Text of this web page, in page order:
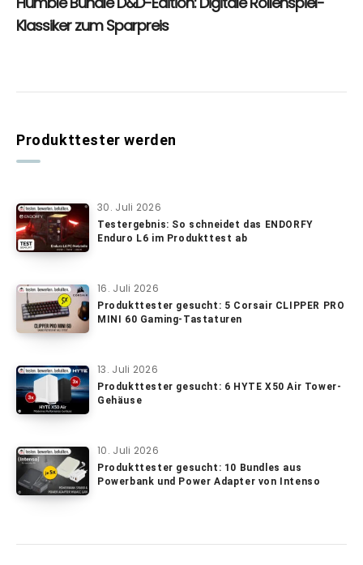
Produkttester werden
30. Juli 2026
Testergebnis: So schneidet das ENDORFY
Enduro L6 im Produkttest ab
16. Juli 2026
Produkttester gesucht: 5 Corsair CLIPPER PRO
MINI 60 Gaming-Tastaturen
13. Juli 2026
Produkttester gesucht: 6 HYTE X50 Air Tower-
Gehäuse
10. Juli 2026
Produkttester gesucht: 10 Bundles aus
Powerbank und Power Adapter von Intenso